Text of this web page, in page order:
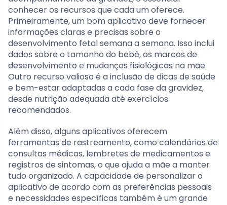
conhecer os recursos que cada um oferece.
Primeiramente, um bom aplicativo deve fornecer
informações claras e precisas sobre o
desenvolvimento fetal semana a semana. Isso inclui
dados sobre o tamanho do bebê, os marcos de
desenvolvimento e mudanças fisiológicas na mãe.
Outro recurso valioso é a inclusão de dicas de saúde
e bem-estar adaptadas a cada fase da gravidez,
desde nutrição adequada até exercícios
recomendados.
Além disso, alguns aplicativos oferecem
ferramentas de rastreamento, como calendários de
consultas médicas, lembretes de medicamentos e
registros de sintomas, o que ajuda a mãe a manter
tudo organizado. A capacidade de personalizar o
aplicativo de acordo com as preferências pessoais
e necessidades específicas também é um grande